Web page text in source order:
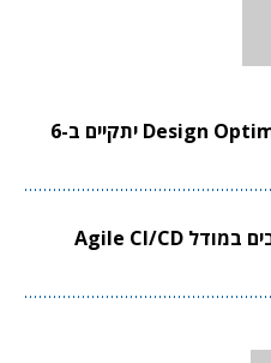
וובינר סינופסיס ל-Design Optimization יתקיים ב-6
וובינר סינופסיס לתכנון שבבים במודל Agile CI/CD